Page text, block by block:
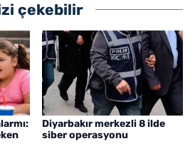
çekebilir
Diyarbakır merkezli 8 ilde
siber operasyonu